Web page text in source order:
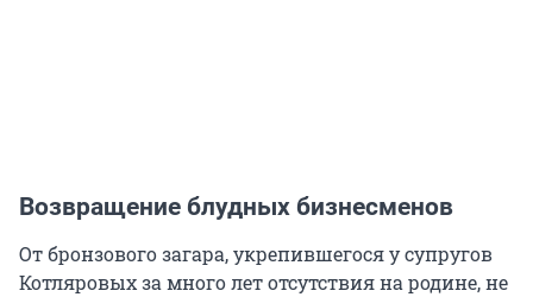
Возвращение блудных бизнесменов
От бронзового загара, укрепившегося у супругов
Котляровых за много лет отсутствия на родине, не